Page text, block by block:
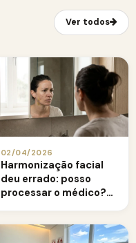
Ver todos
02/04/2026
Harmonização facial
deu errado: posso
processar o médico?